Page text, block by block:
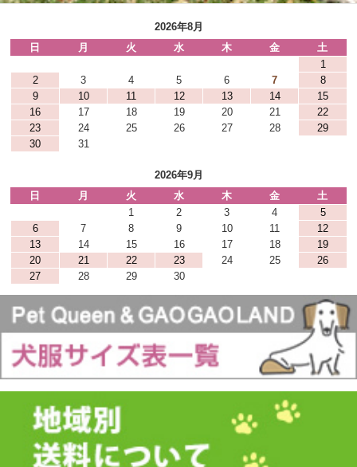
2026年8月
日
月 火 水 木 金
土
1
2
3 4 5 6 7
8
9
10 11 12 13 14
15
16
17 18 19 20 21
22
23
24 25 26 27 28
29
30
31
2026年9月
日
月 火 水 木 金
土
1
2 3 4
5
6
7 8 9 10 11
12
13
14 15 16 17 18
19
20
21 22 23 24 25
26
27
28 29 30